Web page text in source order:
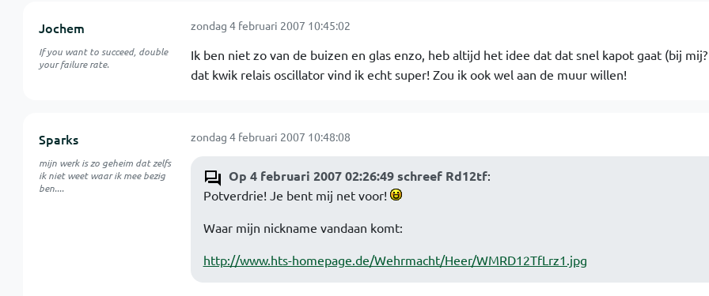
Jochem
If you want to succeed, double
your failure rate.
zondag 4 februari 2007 10:45:02
Ik ben niet zo van de buizen en glas enzo, heb altijd het idee dat dat snel kapot gaat (bij
dat kwik relais oscillator vind ik echt super! Zou ik ook wel aan de muur willen!
Sparks
mijn werk is zo geheim dat zelfs
ik niet weet waar ik mee bezig
ben....
zondag 4 februari 2007 10:48:08
Op 4 februari 2007 02:26:49 schreef Rd12tf:
Potverdrie! Je bent mij net voor!
Waar mijn nickname vandaan komt:
http://www.hts-homepage.de/Wehrmacht/Heer/WMRD12TfLrz1.jpg